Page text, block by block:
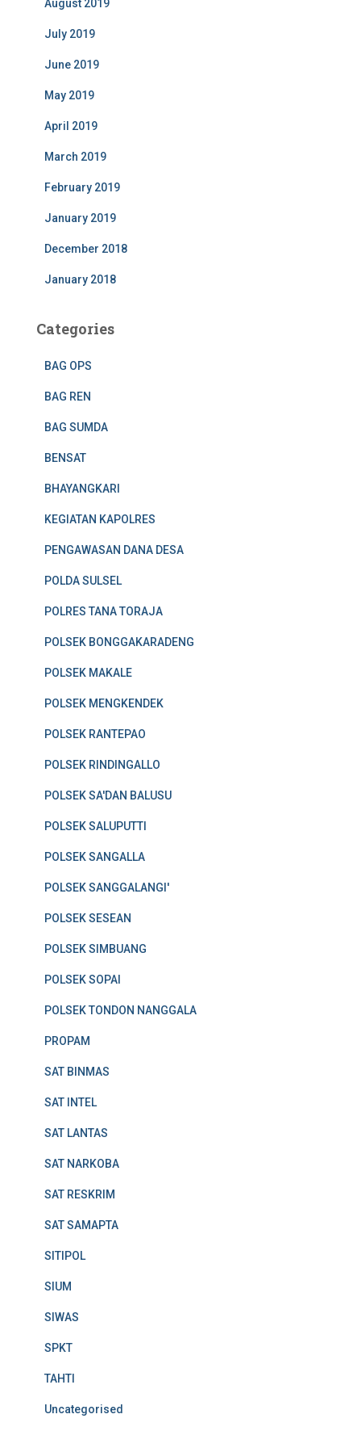
August 2019
July 2019
June 2019
May 2019
April 2019
March 2019
February 2019
January 2019
December 2018
January 2018
Categories
BAG OPS
BAG REN
BAG SUMDA
BENSAT
BHAYANGKARI
KEGIATAN KAPOLRES
PENGAWASAN DANA DESA
POLDA SULSEL
POLRES TANA TORAJA
POLSEK BONGGAKARADENG
POLSEK MAKALE
POLSEK MENGKENDEK
POLSEK RANTEPAO
POLSEK RINDINGALLO
POLSEK SA'DAN BALUSU
POLSEK SALUPUTTI
POLSEK SANGALLA
POLSEK SANGGALANGI'
POLSEK SESEAN
POLSEK SIMBUANG
POLSEK SOPAI
POLSEK TONDON NANGGALA
PROPAM
SAT BINMAS
SAT INTEL
SAT LANTAS
SAT NARKOBA
SAT RESKRIM
SAT SAMAPTA
SITIPOL
SIUM
SIWAS
SPKT
TAHTI
Uncategorised